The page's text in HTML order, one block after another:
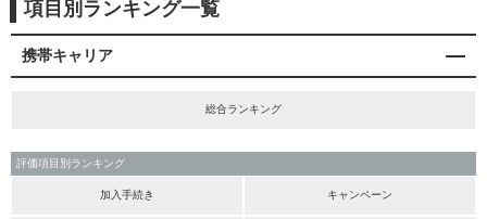
項目別ランキング一覧
携帯キャリア
総合ランキング
評価項目別ランキング
加入手続き キャンペーン